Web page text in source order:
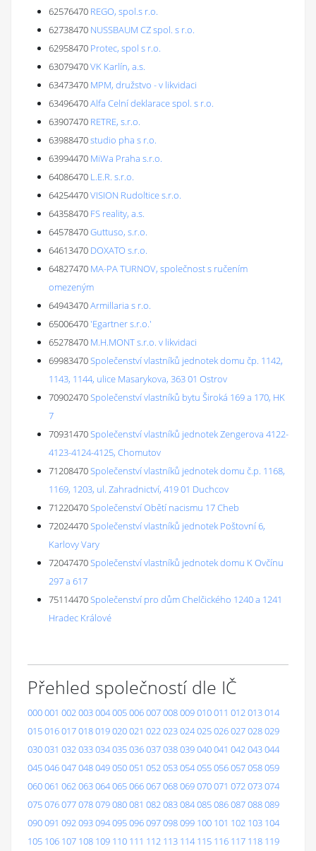
62576470 REGO, spol.s r.o.
62738470 NUSSBAUM CZ spol. s r.o.
62958470 Protec, spol s r.o.
63079470VK Karlín, a.s.
63473470 MPM, družstvo - v likvidaci
63496470Alfa Celní deklarace spol. s r.o.
63907470 RETRE, s.r.o.
63988470studio pha s r.o.
63994470 MiWa Praha s.r.o.
64086470 L.E.R. s.r.o.
64254470VISION Rudoltice s.r.o.
64358470 FS reality, a.s.
64578470Guttuso, s.r.o.
64613470 DOXATO s.r.o.
64827470 MA-PA TURNOV, společnost s ručením
omezeným
64943470Armillaria s r.o.
65006470'Egartner s.r.o.'
65278470 M.H.MONT s.r.o. v likvidaci
69983470Společenství vlastníků jednotek domu čp. 1142,
1143, 1144, ulice Masarykova, 363 01 Ostrov
70902470Společenství vlastníků bytu Široká 169 a 170, HK
7
70931470Společenství vlastníků jednotek Zengerova 4122-
4123-4124-4125, Chomutov
71208470Společenství vlastníků jednotek domu č.p. 1168,
1169, 1203, ul. Zahradnictví, 419 01 Duchcov
71220470Společenství Obětí nacismu 17 Cheb
72024470Společenství vlastníků jednotek Poštovní 6,
Karlovy Vary
72047470Společenství vlastníků jednotek domu K Ovčínu
297 a 617
75114470Společenství pro dům Chelčického 1240 a 1241
Hradec Králové
Přehled společností dle IČ
000001 002003004005006007008009010011 012013014
015016017018019020021 022023024025026027028029
030031 032033034035036037038039040041 042043044
045046047048049050051 052053054055056057058059
060061 062063064065066067068069070071 072073074
075076077078079080081 082083084085086087088089
090091 092093094095096097098099 100 101 102 103 104
105 106 107 108 109 110 111 112 113 114 115 116 117 118 119